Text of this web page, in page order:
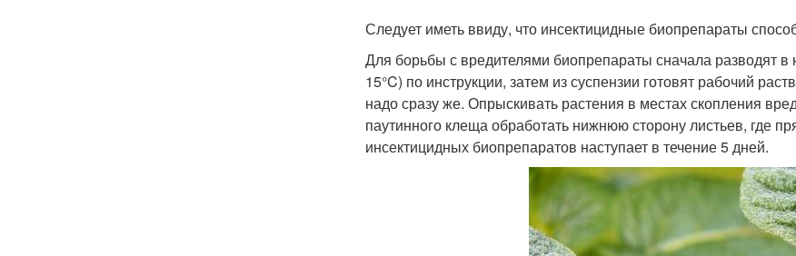
Следует иметь ввиду, что инсектицидные биопрепараты
Для борьбы с вредителями биопрепараты сначала разводят
15°C) по инструкции, затем из суспензии готовят рабочий
надо сразу же. Опрыскивать растения в местах скопления
паутинного клеща обработать нижнюю сторону листьев, где
инсектицидных биопрепаратов наступает в течение 5 дней.